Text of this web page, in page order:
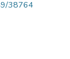
38764